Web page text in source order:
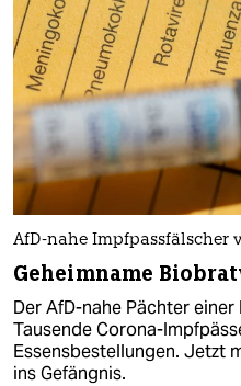
AfD-nahe Impfpassfälscher
Geheimname
Der AfD-nahe Pächter
Tausende Corona-
Essensbestellungen. Jetzt
ins Gefängnis.